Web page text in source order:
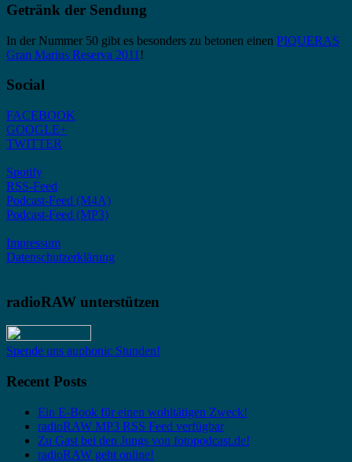
Getränk der Sendung
In der Nummer 50 gibt es besonders zu betonen einen PIQUERAS
Gran Marius Reserva 2011 !
Social
FACEBOOK
GOOGLE+
TWITTER
Spotify
RSS-Feed
Podcast-Feed (M4A)
Podcast-Feed (MP3)
Impressum
Datenschutzerklärung
radioRAW unterstützen
Spende uns auphonic Stunden!
Recent Posts
Ein E-Book für einen wohltätigen Zweck!
radioRAW MP3 RSS Feed verfügbar
Zu Gast bei den Jungs von fotopodcast.de!
radioRAW geht online!